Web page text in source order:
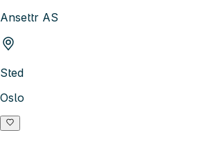
Ansettr AS
Sted
Oslo